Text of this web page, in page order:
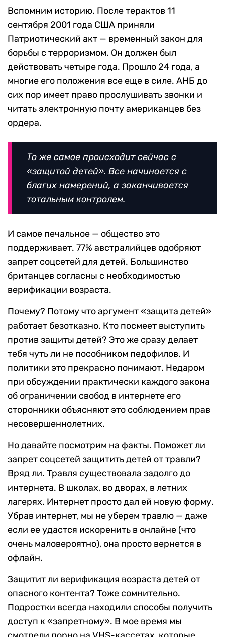
Вспомним историю. После терактов 11
сентября 2001 года США приняли
Патриотический акт — временный закон для
борьбы с терроризмом. Он должен был
действовать четыре года. Прошло 24 года, а
многие его положения все еще в силе. АНБ до
сих пор имеет право прослушивать звонки и
читать электронную почту американцев без
ордера.
То же самое происходит сейчас с
«защитой детей». Все начинается с
благих намерений, а заканчивается
тотальным контролем.
И самое печальное — общество это
поддерживает. 77% австралийцев одобряют
запрет соцсетей для детей. Большинство
британцев согласны с необходимостью
верификации возраста.
Почему? Потому что аргумент «защита детей»
работает безотказно. Кто посмеет выступить
против защиты детей? Это же сразу делает
тебя чуть ли не пособником педофилов. И
политики это прекрасно понимают. Недаром
при обсуждении практически каждого закона
об ограничении свобод в интернете его
сторонники объясняют это соблюдением прав
несовершеннолетних.
Но давайте посмотрим на факты. Поможет ли
запрет соцсетей защитить детей от травли?
Вряд ли. Травля существовала задолго до
интернета. В школах, во дворах, в летних
лагерях. Интернет просто дал ей новую форму.
Убрав интернет, мы не уберем травлю — даже
если ее удастся искоренить в онлайне (что
очень маловероятно), она просто вернется в
офлайн.
Защитит ли верификация возраста детей от
опасного контента? Тоже сомнительно.
Подростки всегда находили способы получить
доступ к «запретному». В мое время мы